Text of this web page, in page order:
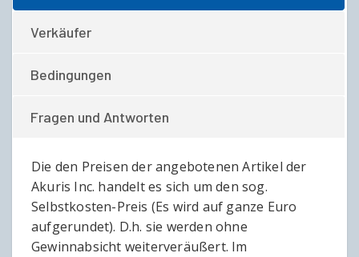
Verkäufer
Bedingungen
Fragen und Antworten
Die den Preisen der angebotenen Artikel der
Akuris Inc. handelt es sich um den sog.
Selbstkosten-Preis (Es wird auf ganze Euro
aufgerundet). D.h. sie werden ohne
Gewinnabsicht weiterveräußert. Im